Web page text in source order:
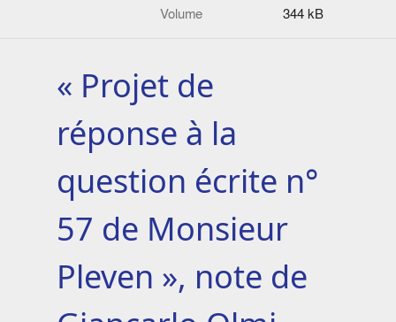
Volume
344 kB
« Projet de
réponse à la
question écrite n°
57 de Monsieur
Pleven », note de